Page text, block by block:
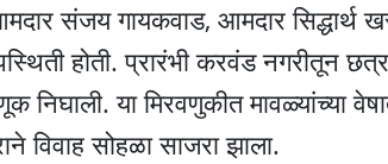
संजय गायकवाड, आमदार सिद्धार्थ
होती. प्रारंभी करवंड नगरीतून
निघाली. या मिरवणुकीत मावळ्यांच्या
विवाह सोहळा साजरा झाला.